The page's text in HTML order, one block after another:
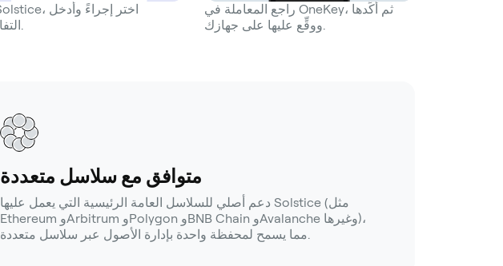
راجع المعاملة في OneKey، ثم أكِّدها
متوافق مع سلاسل متعددة
دعم أصلي للسلاسل العامة الرئيسية التي يعمل عليها Solstice (مثل
Ethereum وArbitrum وPolygon وBNB Chain وAvalanche وغيرها)،